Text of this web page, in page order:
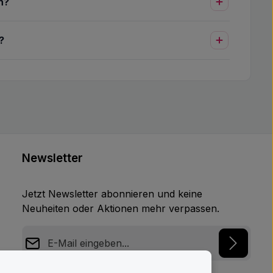
Newsletter
Jetzt Newsletter abonnieren und keine
Neuheiten oder Aktionen mehr verpassen.